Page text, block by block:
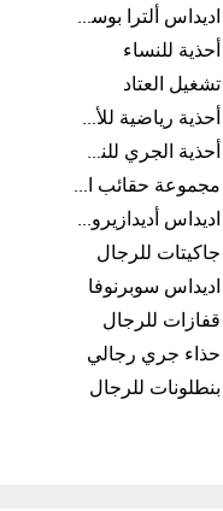
اديداس ألترا بوست
أحذية للنساء
تشغيل العتاد
أحذية رياضية للأطفال
أحذية الجري للنساء
مجموعة حقائب الظهر
اديداس أديدازيرو معدات الجري
جاكيتات للرجال
اديداس سوبرنوفا
قفازات للرجال
حذاء جري رجالي
بنطلونات للرجال